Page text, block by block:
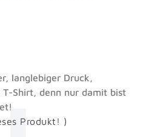
langlebiger Druck,
T-Shirt, denn nur damit bist
Produkt! )